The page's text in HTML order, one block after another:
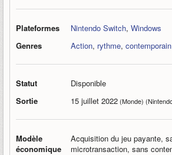
Plateformes Nintendo Switch, Windows
Genres
Action, rythme, contemporain
Statut
Disponible
Sortie
15 juillet 2022(Monde)
Modèle
économique
Acquisition du jeu payante,
microtransaction, sans